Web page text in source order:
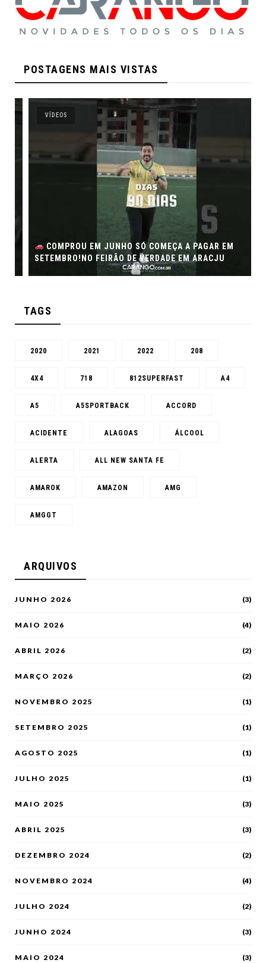
POSTAGENS MAIS VISTAS
VÍDEOS
COMPROU EM JUNHO SÓ COMEÇA A PAGAR EM
SETEMBRO!NO FEIRÃO DE VERDADE EM ARACJU
TAGS
2020 2021 2022 208
4X4 718 812SUPERFAST A4
A5 A5SPORTBACK ACCORD
ACIDENTE ALAGOAS ÁLCOOL
ALERTA ALL NEW SANTA FE
AMAROK AMAZON AMG
AMGGT
ARQUIVOS
JUNHO 2026 (3)
MAIO 2026 (4)
ABRIL 2026 (2)
MARÇO 2026 (2)
NOVEMBRO 2025 (1)
SETEMBRO 2025 (1)
AGOSTO 2025 (1)
JULHO 2025 (1)
MAIO 2025 (3)
ABRIL 2025 (3)
DEZEMBRO 2024 (2)
NOVEMBRO 2024 (4)
JULHO 2024 (2)
JUNHO 2024 (3)
MAIO 2024 (3)